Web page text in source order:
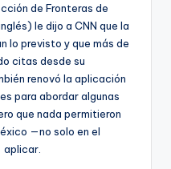
de Fronteras de
le dijo a CNN que la
lo previsto y que más de
citas desde su
renovó la aplicación
para abordar algunas
que nada permitieron
—no solo en el
aplicar.